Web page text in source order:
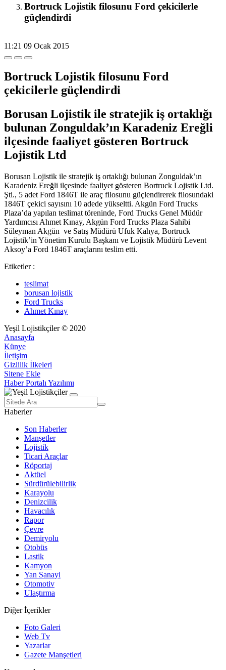
Bortruck Lojistik filosunu Ford çekicilerle
güçlendirdi
11:21 09 Ocak 2015
Bortruck Lojistik filosunu Ford
çekicilerle güçlendirdi
Borusan Lojistik ile stratejik iş ortaklığı
bulunan Zonguldak’ın Karadeniz Ereğli
ilçesinde faaliyet gösteren Bortruck
Lojistik Ltd
Borusan Lojistik ile stratejik iş ortaklığı bulunan Zonguldak’ın
Karadeniz Ereğli ilçesinde faaliyet gösteren Bortruck Lojistik Ltd.
Şti., 5 adet Ford 1846T ile araç filosunu güçlendirerek filosundaki
1846T çekici sayısını 10 adede yükseltti. Akgün Ford Trucks
Plaza’da yapılan teslimat töreninde, Ford Trucks Genel Müdür
Yardımcısı Ahmet Kınay, Akgün Ford Trucks Plaza Sahibi
Süleyman Akgün ve Satış Müdürü Ufuk Kahya, Bortruck
Lojistik’in Yönetim Kurulu Başkanı ve Lojistik Müdürü Levent
Aksoy’a Ford 1846T araçlarını teslim etti.
Etiketler :
teslimat
borusan lojistik
Ford Trucks
Ahmet Kınay
Yeşil Lojistikçiler © 2020
Anasayfa
Künye
İletişim
Gizlilik İlkeleri
Sitene Ekle
Haber Portalı Yazılımı
Haberler
Son Haberler
Manşetler
Lojistik
Ticari Araçlar
Röportaj
Aktüel
Sürdürülebilirlik
Karayolu
Denizcilik
Havacılık
Rapor
Çevre
Demiryolu
Otobüs
Lastik
Kamyon
Yan Sanayi
Otomotiv
Ulaştırma
Diğer İçerikler
Foto Galeri
Web Tv
Yazarlar
Gazete Manşetleri